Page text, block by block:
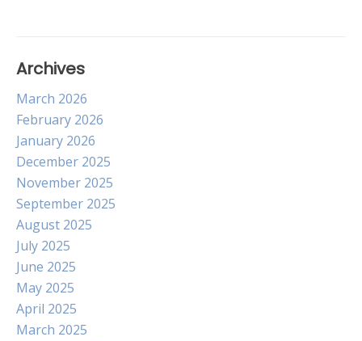
Archives
March 2026
February 2026
January 2026
December 2025
November 2025
September 2025
August 2025
July 2025
June 2025
May 2025
April 2025
March 2025